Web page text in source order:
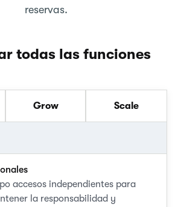
reservas.
todas las funciones
Grow Scale
accesos independientes para
la responsabilidad y